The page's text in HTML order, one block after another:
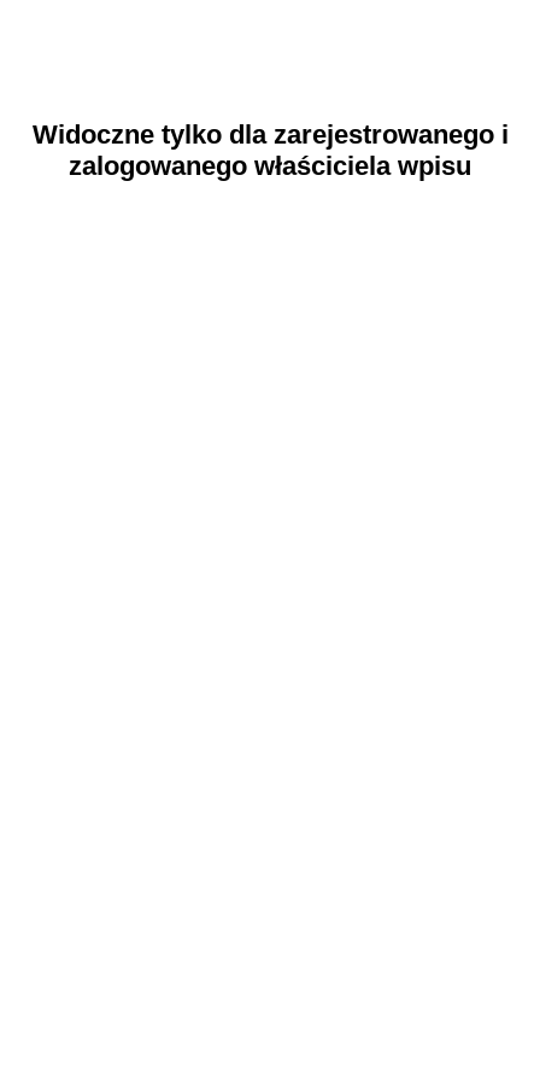
Widoczne tylko dla zarejestrowanego i
zalogowanego właściciela wpisu